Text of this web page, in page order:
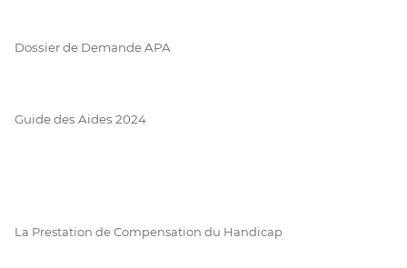
Dossier de Demande APA
Guide des Aides 2024
La Prestation de Compensation du Handicap